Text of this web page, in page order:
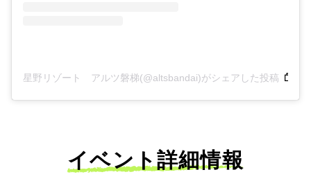
星野リゾート アルツ磐梯(@altsbandai)がシェアした投稿
イベント詳細情報